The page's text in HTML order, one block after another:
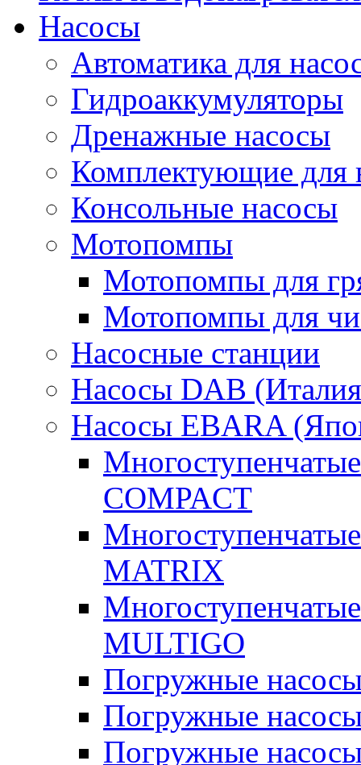
Насосы
Автоматика для
Гидроаккумуляторы
Дренажные насосы
Комплектующие для
Консольные насосы
Мотопомпы
Мотопомпы для
Мотопомпы для
Насосные станции
Насосы DAB
Насосы EBARA
COMPACT
MATRIX
MULTIGO
Погружные
Погружные
Погружные